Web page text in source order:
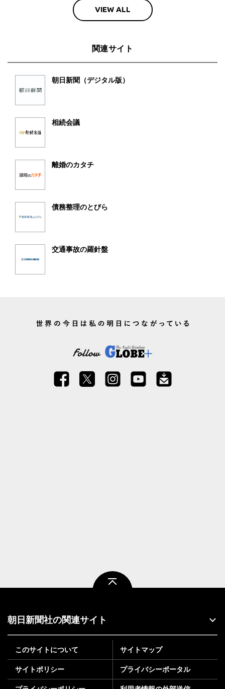
VIEW ALL
関連サイト
朝日新聞（デジタル版）
相続会議
離婚のカタチ
債務整理のとびら
交通事故の羅針盤
朝日新聞社の関連サイト
このサイトについて サイトマップ
サイトポリシー プライバシーポータル